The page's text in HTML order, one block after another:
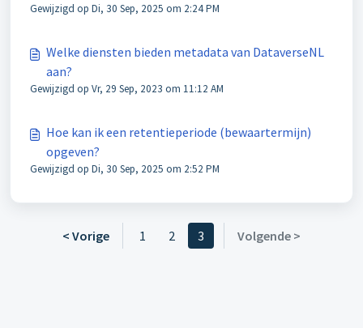
(OSF)?
Gewijzigd op Di, 30 Sep, 2025 om 2:24 PM
Welke diensten bieden metadata van DataverseNL
aan?
Gewijzigd op Vr, 29 Sep, 2023 om 11:12 AM
Hoe kan ik een retentieperiode (bewaartermijn)
opgeven?
Gewijzigd op Di, 30 Sep, 2025 om 2:52 PM
< Vorige 1 2 3 Volgende >